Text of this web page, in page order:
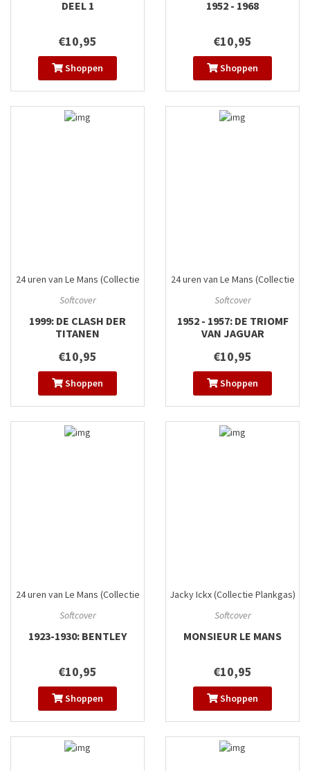
DEEL 1
€10,95
Shoppen
1952 - 1968
€10,95
Shoppen
24 uren van Le Mans (Collectie
Softcover
1999: DE CLASH DER
TITANEN
€10,95
Shoppen
24 uren van Le Mans (Collectie
Softcover
1952 - 1957: DE TRIOMF
VAN JAGUAR
€10,95
Shoppen
24 uren van Le Mans (Collectie
Softcover
1923-1930: BENTLEY
€10,95
Shoppen
Jacky Ickx (Collectie Plankgas)
Softcover
MONSIEUR LE MANS
€10,95
Shoppen